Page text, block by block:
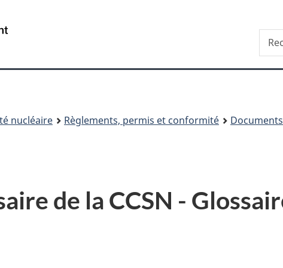
de
Canada
dans
nucléaire Règlements, permis et conformité
de la CCSN -